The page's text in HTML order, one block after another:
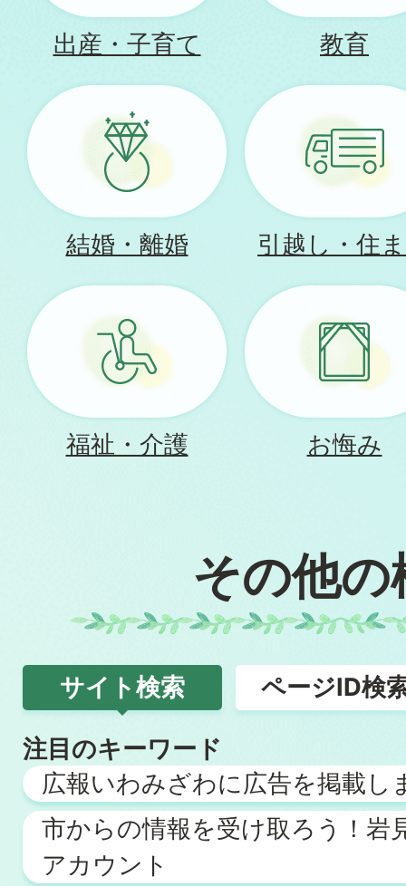
出産・子育て 教育
結婚・離婚 引越し・住
福祉・介護 お悔み
その他の
サイト検索
ページID検
サ
イ
ト
検
索
注目のキーワード
広報いわみざわに広告を掲載し
市からの情報を受け取ろう！岩
アカウント